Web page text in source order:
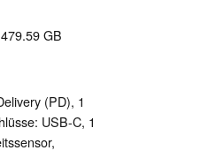
GB
(PD), 1
USB-C, 1